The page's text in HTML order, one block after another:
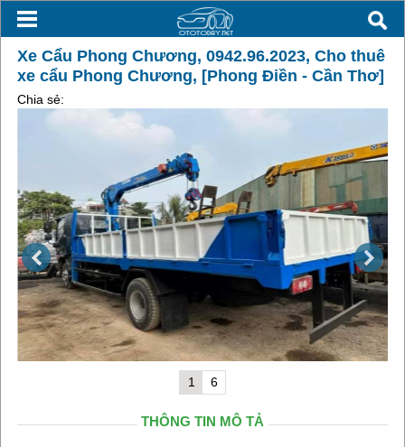
Xe Cẩu Phong Chương, 0942.96.2023, Cho thuê
xe cẩu Phong Chương, [Phong Điền - Cần Thơ]
Chia sẻ:
1 6
THÔNG TIN MÔ TẢ